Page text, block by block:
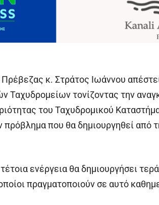
κ. Στράτος Ιωάννου
Ταχυδρομείων τονίζοντας την
του Ταχυδρομικού
πρόβλημα που θα δημιουργηθεί από
ενέργεια θα δημιουργήσει
πραγματοποιούν σε αυτό